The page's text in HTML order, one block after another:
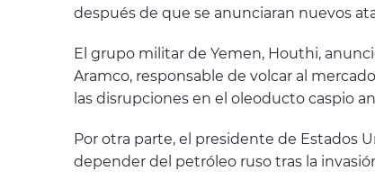
después de que se anunciaran nuevos
El grupo militar de Yemen, Houthi,
Aramco, responsable de volcar al
las disrupciones en el oleoducto caspio
Por otra parte, el presidente de Estados
depender del petróleo ruso tras la